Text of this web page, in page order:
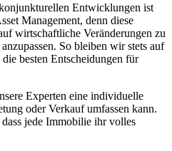
Entwicklungen ist
Management, denn diese
wirtschaftliche Veränderungen zu
So bleiben wir stets auf
besten Entscheidungen für
Experten eine individuelle
oder Verkauf umfassen kann.
jede Immobilie ihr volles